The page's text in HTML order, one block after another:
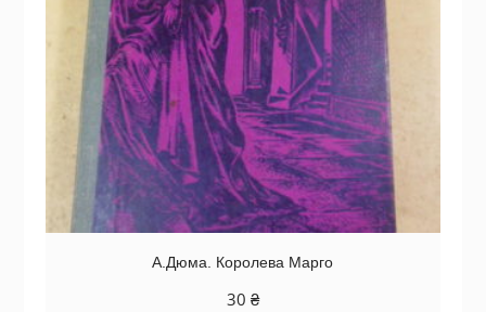
А.Дюма. Королева Марго
30 ₴